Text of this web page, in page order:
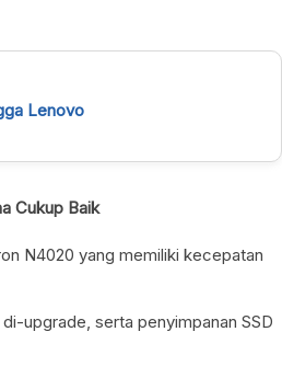
Lenovo
Cukup Baik
N4020 yang memiliki kecepatan
upgrade, serta penyimpanan SSD